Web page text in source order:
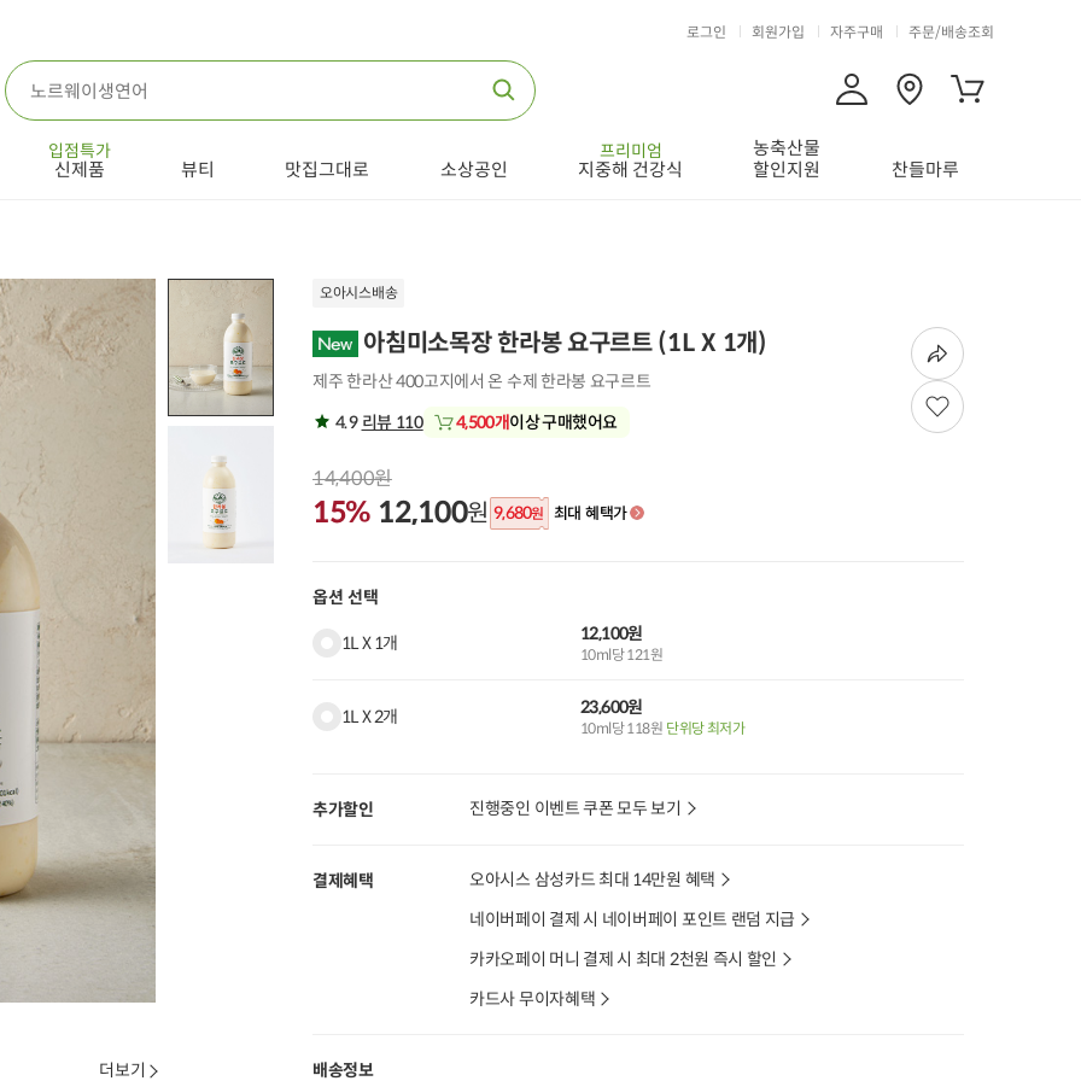
로그인 회원가입 자주구매 주문/배송조회
입점특가
신제품 뷰티 맛집그대로 소상공인
프리미엄
지중해 건강식
농축산물
할인지원
찬들마루
더보기
오아시스배송
아침미소목장 한라봉 요구르트 (1L X 1개 )
제주 한라산 400고지에서 온 수제 한라봉 요구르트
4.9 리뷰 110 4,500개이상 구매했어요
14,400원
15% 12,100원 9,680원 최대 혜택가
옵션 선택
1L X 1개 12,100원
10ml당 121원
1L X 2개 23,600원
10ml당 118원 단위당 최저가
추가할인 진행중인 이벤트 쿠폰 모두 보기
결제혜택
오아시스 삼성카드 최대 14만원 혜택
네이버페이 결제 시 네이버페이 포인트 랜덤 지급
카카오페이 머니 결제 시 최대 2천원 즉시 할인
카드사 무이자혜택
배송정보